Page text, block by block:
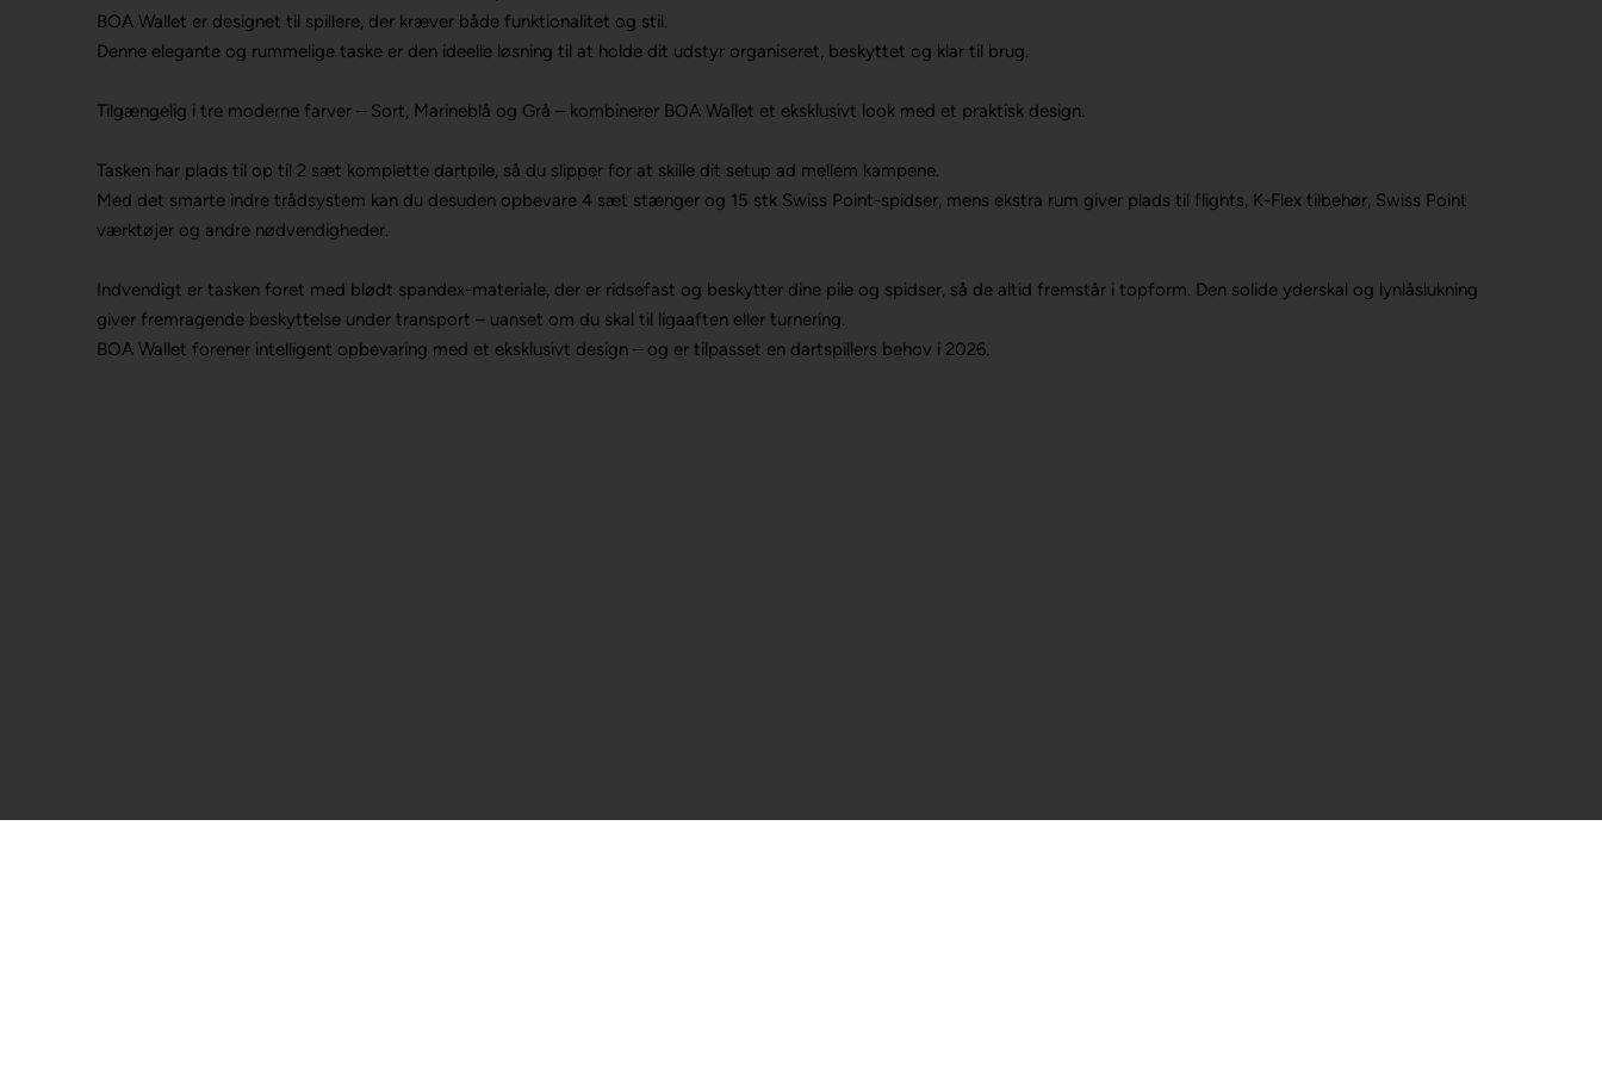
BOA Wallet er designet til spillere, der kræver både funktionalitet og stil.
Denne elegante og rummelige taske er den ideelle løsning til at holde dit udstyr organiseret, beskyttet og klar til brug.
Tilgængelig i tre moderne farver – Sort, Marineblå og Grå – kombinerer BOA Wallet et eksklusivt look med et praktisk design.
Tasken har plads til op til 2 sæt komplette dartpile, så du slipper for at skille dit setup ad mellem kampene.
Med det smarte indre trådsystem kan du desuden opbevare 4 sæt stænger og 15 stk Swiss Point-spidser, mens ekstra rum giver plads til flights, K-Flex tilbehør, Swiss Point
værktøjer og andre nødvendigheder.
Indvendigt er tasken foret med blødt spandex-materiale, der er ridsefast og beskytter dine pile og spidser, så de altid fremstår i topform. Den solide yderskal og lynlåslukning
giver fremragende beskyttelse under transport – uanset om du skal til ligaaften eller turnering.
BOA Wallet forener intelligent opbevaring med et eksklusivt design – og er tilpasset en dartspillers behov i 2026.